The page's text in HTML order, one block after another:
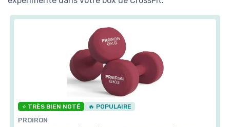
⭐ TRÈS BIEN NOTÉ 🔥 POPULAIRE
Haltere en Néoprène - Poids Variés 1 à
10KG